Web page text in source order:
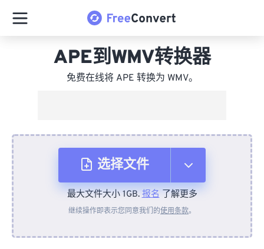
APE到WMV转换器
免费在线将 APE 转换为 WMV。
选择文件
从设备
最大文件大小 1GB.报名了解更多
继续操作即表示您同意我们的使用条款。